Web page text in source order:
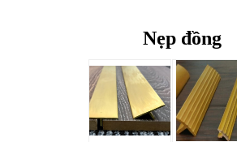
Nẹp đồng